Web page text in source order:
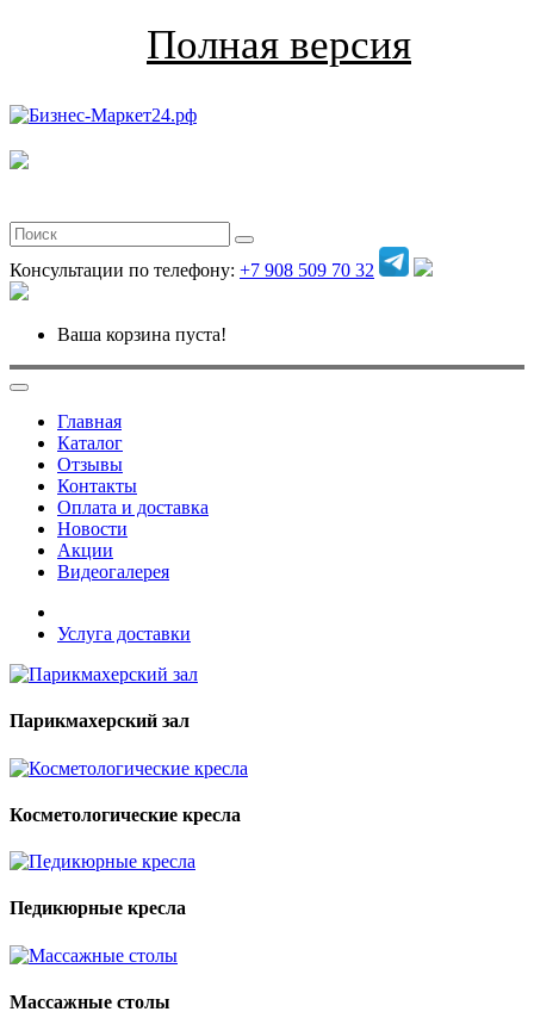
Полная версия
Консультации по телефону: +7 908 509 70 32
Ваша корзина пуста!
Главная
Каталог
Отзывы
Контакты
Оплата и доставка
Новости
Акции
Видеогалерея
Услуга доставки
Парикмахерский зал
Косметологические кресла
Педикюрные кресла
Массажные столы